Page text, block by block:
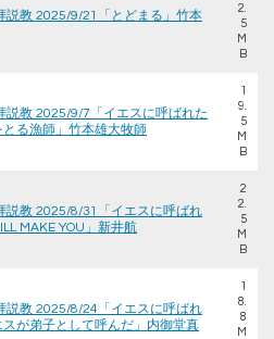
説教 2025/9/21「とどまる」竹本
2.
5
M
B
説教 2025/9/7「イエスに呼ばれた
る漁師」竹本雄大牧師
1
9.
5
M
B
説教 2025/8/31「イエスに呼ばれ
MAKE YOU」新井航
2
2.
5
M
B
説教 2025/8/24「イエスに呼ばれ
が弟子として呼んだ」内御堂真
1
8.
8
M